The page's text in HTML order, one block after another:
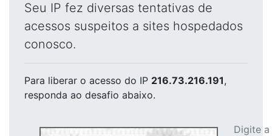
Seu IP fez diversas tentativas de
acessos suspeitos a sites hospedados
conosco.
Para liberar o acesso do IP 216.73.216.191,
responda ao desafio abaixo.
Digite